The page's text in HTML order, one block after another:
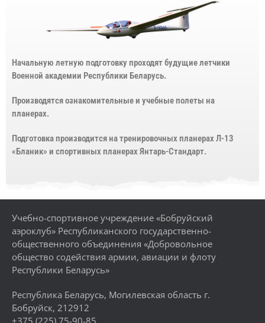
Начальную летную подготовку проходят будущие летчики
Военной академии Республики Беларусь.
Производятся ознакомительные и учебные полеты на
планерах.
Подготовка производится на тренировочных планерах Л-13
«Бланик» и спортивных планерах Янтарь-Стандарт.
Учебно-спортивное учреждение «Бобруйский
аэроклуб» Республиканского государственно-
общественного объединения «Добровольное
общество содействия армии, авиации и флоту
Республики Беларусь»
Республика Беларусь, Могилевская область г.
Бобруйск, 212912
+375 (225) 75-90-85